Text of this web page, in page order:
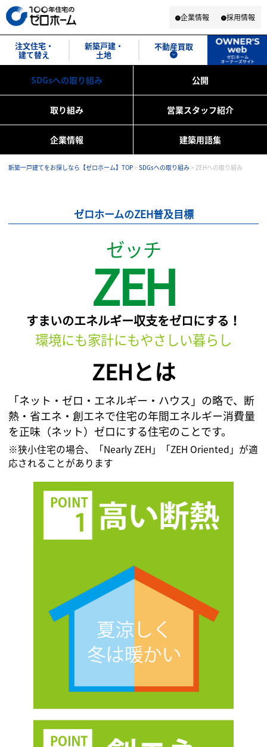
企業情報 採用情報
注文住宅・
建て替え
新築戸建・
土地
不動産買取
SDGsへの取り組み 公開
取り組み 営業スタッフ紹介
企業情報 建築用語集
新築一戸建てをお探しなら【ゼロホーム】TOP> SDGsへの取り組み> ZEHへの取り組み
ゼロホームのZEH普及目標
ゼッチ
ZEH
すまいのエネルギー収支をゼロにする！
環境にも家計にもやさしい暮らし
ZEHとは
「ネット・ゼロ・エネルギー・ハウス」の略で、断
熱・省エネ・創エネで住宅の年間エネルギー消費量
を正味（ネット）ゼロにする住宅のことです。
※狭小住宅の場合、「Nearly ZEH」「ZEH Oriented」が適
応されることがあります